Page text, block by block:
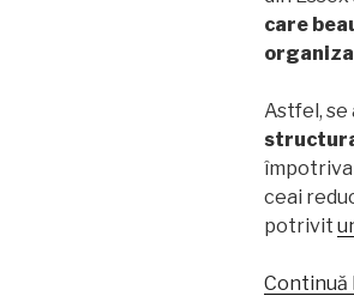
care
Astfel, se
împotriva
ceai
potrivit
Continuă